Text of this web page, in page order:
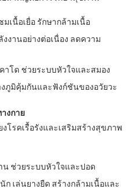
เนื้อเยื่อ รักษากล้ามเนื้อ
งงานอย่างต่อเนื่อง ลดความ
าโด ช่วยระบบหัวใจและสมอง
งภูมิคุ้มกันและฟังก์ชันของอวัยวะ
งกาย
โรคเรื้อรังและเสริมสร้างสุขภาพ
น ช่วยระบบหัวใจและปอด
ก เล่นยางยืด สร้างกล้ามเนื้อและ